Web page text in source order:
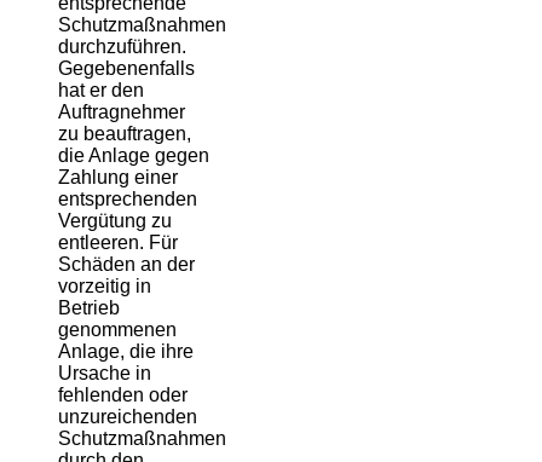
Schutzmaßnahmen
durchzuführen.
Gegebenenfalls
hat er den
Auftragnehmer
zu beauftragen,
die Anlage gegen
Zahlung einer
entsprechenden
Vergütung zu
entleeren. Für
Schäden an der
vorzeitig in
Betrieb
genommenen
Anlage, die ihre
Ursache in
fehlenden oder
unzureichenden
Schutzmaßnahmen